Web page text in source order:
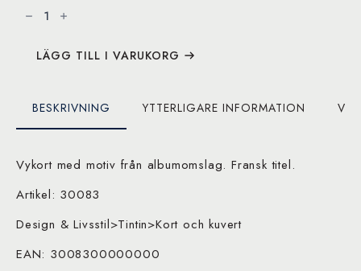
de
Svarta
mängd
LÄGG TILL I VARUKORG
BESKRIVNING YTTERLIGARE INFORMATION
Vykort med motiv från albumomslag. Fransk titel.
Artikel: 30083
Design & Livsstil>Tintin>Kort och kuvert
EAN: 3008300000000